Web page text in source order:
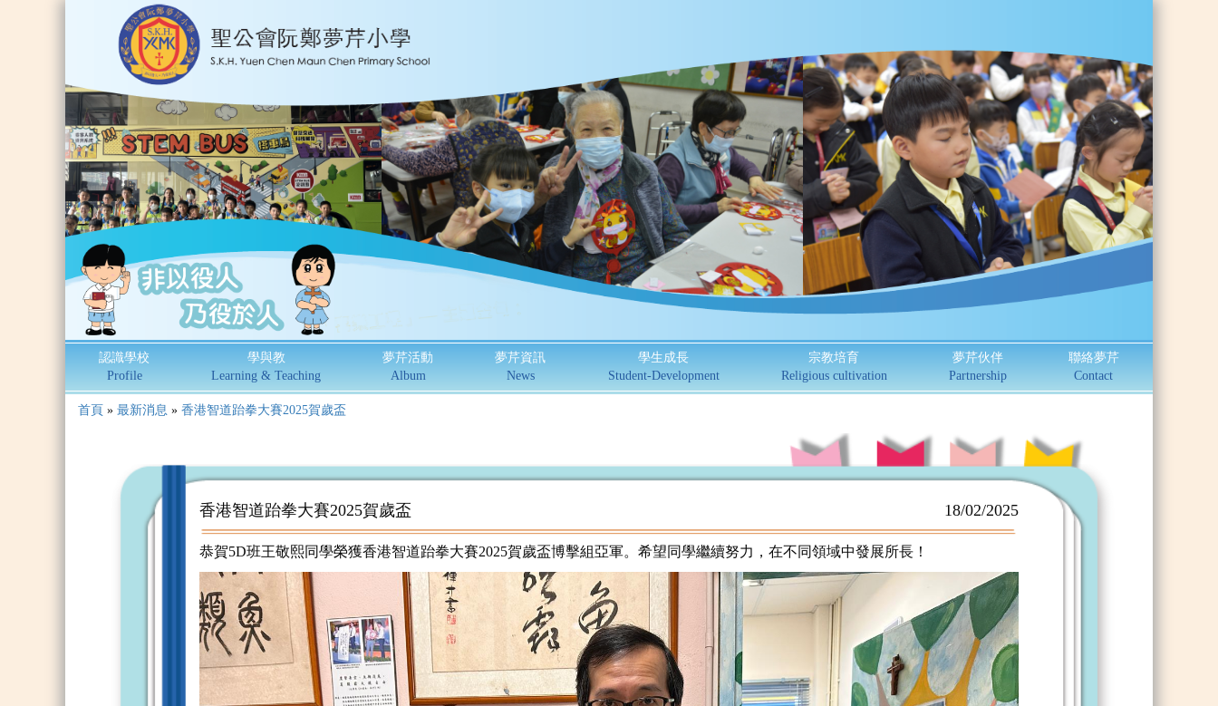
認識學校
Profile
學與教
Learning & Teaching
夢芹活動
Album
夢芹資訊
News
學生成長
Student-Development
宗教培育
Religious cultivation
夢芹伙伴
Partnership
聯絡夢芹
Contact
首頁 » 最新消息 » 香港智道跆拳大賽2025賀歲盃
香港智道跆拳大賽2025賀歲盃 18/02/2025
恭賀5D班王敬熙同學榮獲香港智道跆拳大賽2025賀歲盃博擊組亞軍。希望同學繼續努力，在不同領域中發展所長！